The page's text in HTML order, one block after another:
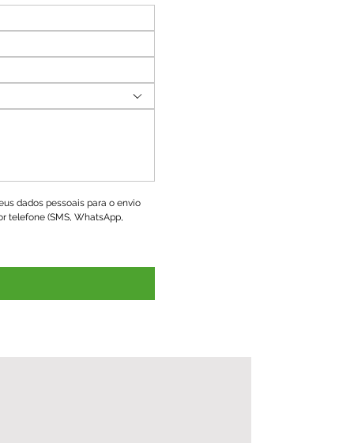
dados pessoais para o envio
telefone (SMS, WhatsApp,